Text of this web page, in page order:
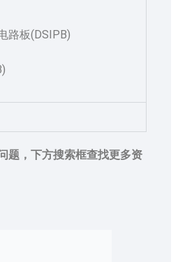
路板(DSIPB)
题，下方搜索框查找更多资